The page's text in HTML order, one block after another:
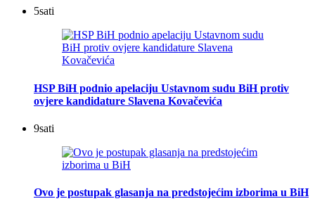
5sati
HSP BiH podnio apelaciju Ustavnom sudu BiH protiv
ovjere kandidature Slavena Kovačevića
9sati
Ovo je postupak glasanja na predstojećim izborima u BiH